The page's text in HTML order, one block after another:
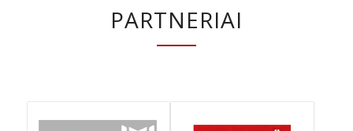
PARTNERIAI